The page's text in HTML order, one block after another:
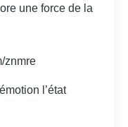
une force de la
znmre
l’état